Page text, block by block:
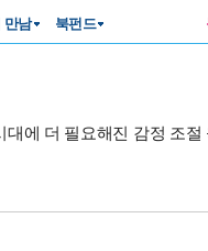
만남 북펀드
대에 더 필요해진 감정 조절